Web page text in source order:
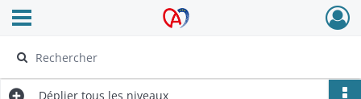
Archives Alsace - Colmar
Ouvrir le menu déroulant
Déplier tous les niveaux